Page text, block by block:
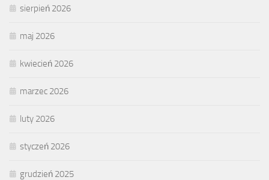
sierpień 2026
maj 2026
kwiecień 2026
marzec 2026
luty 2026
styczeń 2026
grudzień 2025